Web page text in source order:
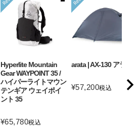
Hyperlite Mountain
Gear WAYPOINT 35 /
ハイパーライトマウン
テンギア ウェイポイ
ント 35
¥65,780税込
arata | AX-130 アラタ
¥57,200税込